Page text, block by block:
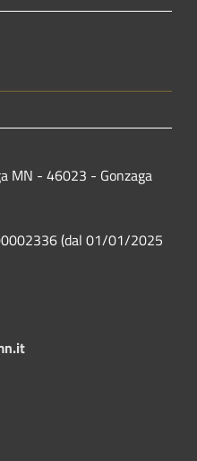
MN - 46023 - Gonzaga
(dal 01/01/2025